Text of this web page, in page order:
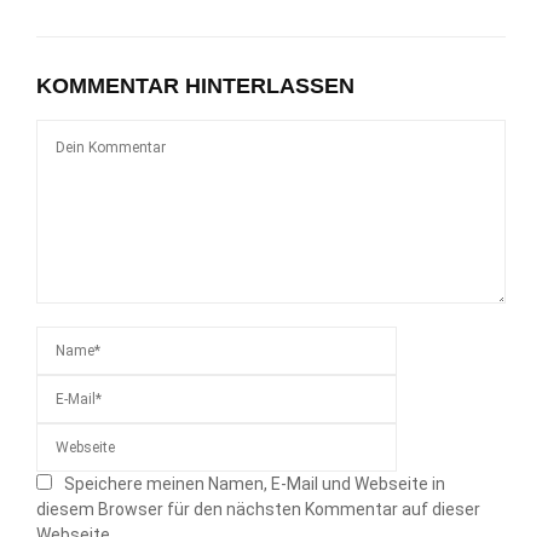
KOMMENTAR HINTERLASSEN
Speichere meinen Namen, E-Mail und Webseite in
diesem Browser für den nächsten Kommentar auf dieser